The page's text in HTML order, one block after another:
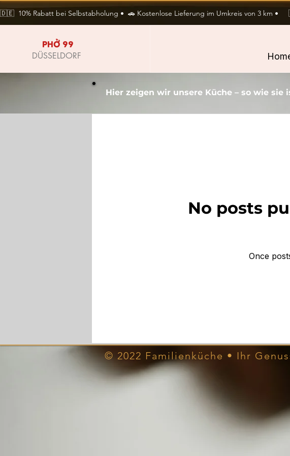
🇩🇪  10% Rabatt bei Selbstabholung •  🚗 Kostenlose Lieferung im Umkreis von 3 km
PHỞ 99
DÜSSELDORF
Hier zeigen wir unsere Küche – so wie sie
No posts
Once
© 2022 Familienküche • Ihr